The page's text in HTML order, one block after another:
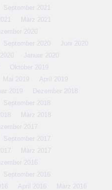
September 2021
März 2021
2020
September 2020
Juni 2020
Januar 2020
Oktober 2019
Mai 2019
April 2019
2019
Dezember 2018
September 2018
März 2018
2017
September 2017
März 2017
2016
September 2016
April 2016
März 2016